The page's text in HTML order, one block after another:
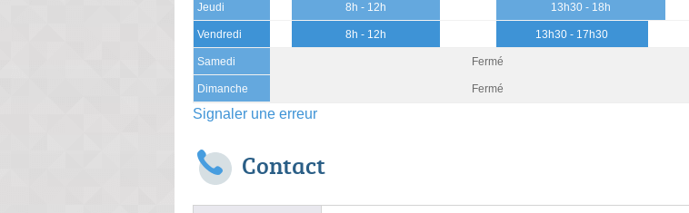
Jeudi 8h - 12h 13h30 - 18h
Vendredi 8h - 12h 13h30 - 17h30
Samedi Fermé
Dimanche Fermé
Signaler une erreur
Contact